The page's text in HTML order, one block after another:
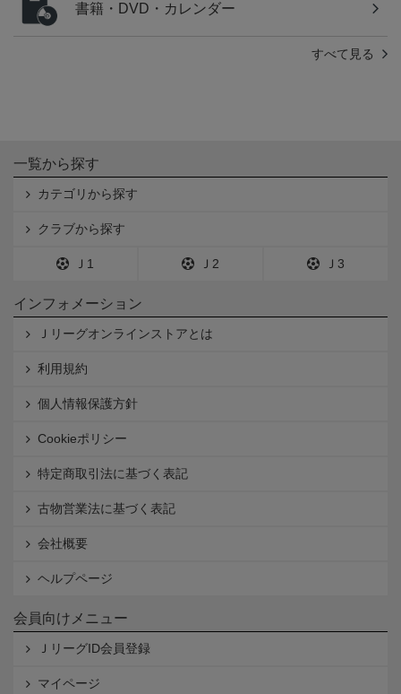
書籍・DVD・カレンダー
すべて見る
一覧から探す
カテゴリから探す
クラブから探す
Ｊ1 Ｊ2 Ｊ3
インフォメーション
Ｊリーグオンラインストアとは
利用規約
個人情報保護方針
Cookieポリシー
特定商取引法に基づく表記
古物営業法に基づく表記
会社概要
ヘルプページ
会員向けメニュー
ＪリーグID会員登録
マイページ